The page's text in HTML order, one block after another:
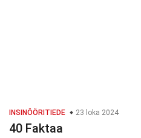
INSINÖÖRITIEDE 23 loka 2024
40 Faktaa